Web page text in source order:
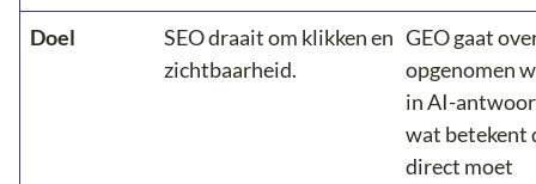
Doel
SEO draait om klikken en
zichtbaarheid.
GEO gaat
opgenomen
in AI-
wat betekent
direct moet